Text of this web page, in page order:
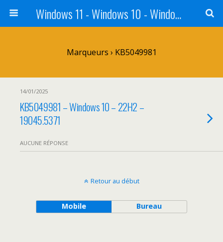
Windows 11 - Windows 10 - Windows 8 - Windows 7 - VISTA
Marqueurs › KB5049981
14/01/2025
KB5049981 – Windows 10 – 22H2 –
19045.5371
AUCUNE RÉPONSE
Retour au début
Mobile Bureau